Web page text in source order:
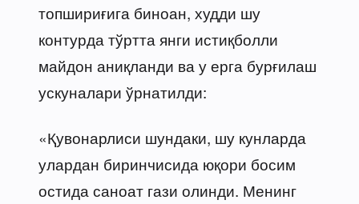
топшириғига биноан, худди шу
контурда тўртта янги истиқболли
майдон аниқланди ва у ерга бурғилаш
ускуналари ўрнатилди:
«Қувонарлиси шундаки, шу кунларда
улардан биринчисида юқори босим
остида саноат гази олинди. Менинг